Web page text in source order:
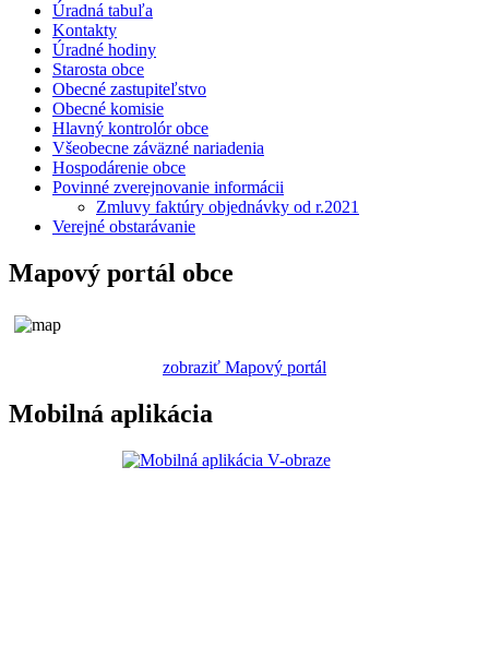
Úradná tabuľa
Kontakty
Úradné hodiny
Starosta obce
Obecné zastupiteľstvo
Obecné komisie
Hlavný kontrolór obce
Všeobecne záväzné nariadenia
Hospodárenie obce
Povinné zverejnovanie informácii
Zmluvy faktúry objednávky od r.2021
Verejné obstarávanie
Mapový portál obce
zobraziť Mapový portál
Mobilná aplikácia